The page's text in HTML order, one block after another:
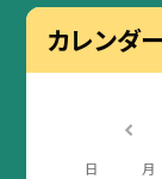
カレンダー
日 月